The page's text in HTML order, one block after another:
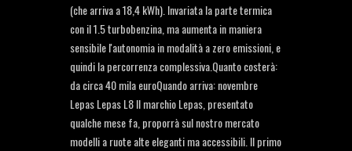
(che arriva a 18,4 kWh). Invariata la parte termica
con il 1.5 turbobenzina, ma aumenta in maniera
sensibile l'autonomia in modalità a zero emissioni, e
quindi la percorrenza complessiva.Quanto costerà:
da circa 40 mila euroQuando arriva: novembre
Lepas Lepas L8 Il marchio Lepas, presentato
qualche mese fa, proporrà sul nostro mercato
modelli a ruote alte eleganti ma accessibili. Il primo